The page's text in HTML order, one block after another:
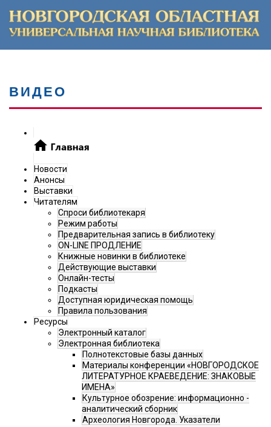
ВИДЕО
Новости
Анонсы
Выставки
Читателям
Спроси библиотекаря
Режим работы
Предварительная запись в библиотеку
ON-LINE ПРОДЛЕНИЕ
Книжные новинки в библиотеке
Действующие выставки
Онлайн-тесты
Подкасты
Доступная юридическая помощь
Правила пользования
Ресурсы
Электронный каталог
Электронная библиотека
Полнотекстовые базы данных
Материалы конференции «НОВГОРОДСКОЕ
ЛИТЕРАТУРНОЕ КРАЕВЕДЕНИЕ: ЗНАКОВЫЕ
ИМЕНА»
Культурное обозрение: информационно -
аналитический сборник
Археология Новгорода. Указатели